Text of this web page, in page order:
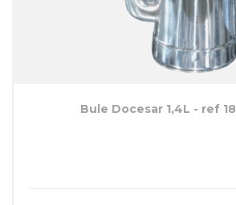
Bule Docesar 1,4L - ref 18